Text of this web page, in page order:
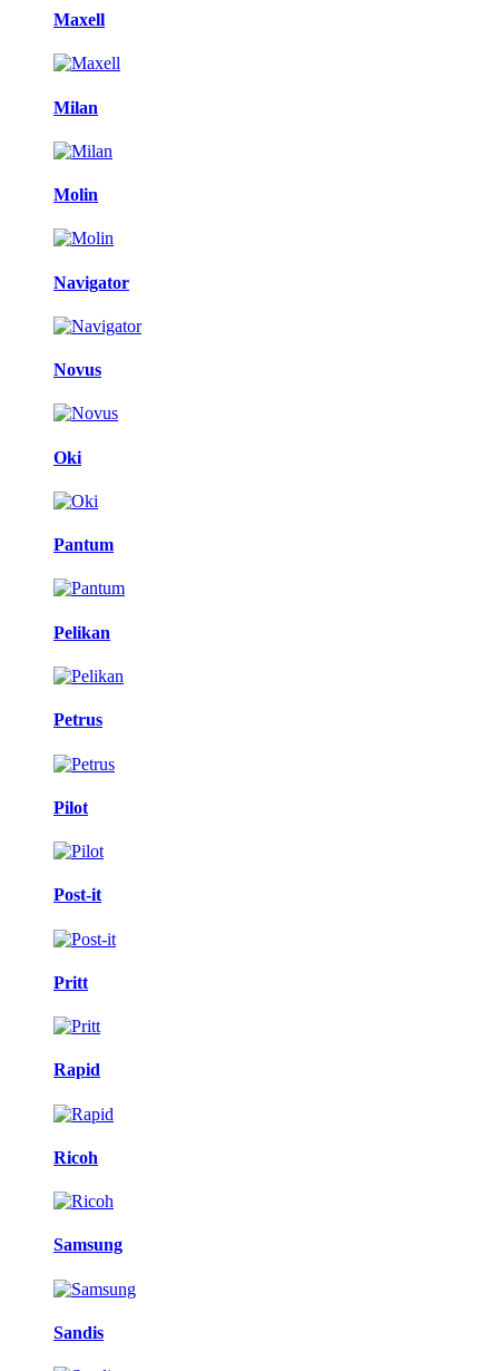
Maxell
Milan
Molin
Navigator
Novus
Oki
Pantum
Pelikan
Petrus
Pilot
Post-it
Pritt
Rapid
Ricoh
Samsung
Sandis